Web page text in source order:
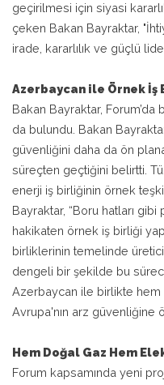
geçirilmesi için siyasi
çeken Bakan Bayraktar,
irade, kararlılık ve güçlü
Azerbaycan ile Örnek İş
Bakan Bayraktar, Forum’da
da bulundu. Bakan
güvenliğini daha da ön
süreçten geçtiğini belirtti.
enerji iş birliğinin örnek
Bayraktar, “Boru hatları
hakikaten örnek iş birliği
birliklerinin temelinde
dengeli bir şekilde bu süreci
Azerbaycan ile birlikte
Avrupa'nın arz güvenliğine
Hem Doğal Gaz Hem
Forum kapsamında yeni